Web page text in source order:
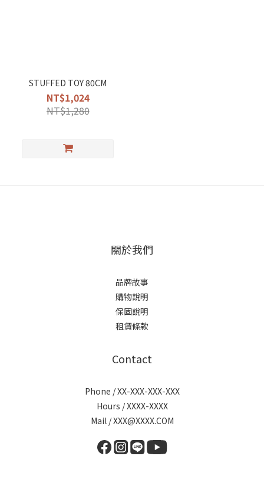
STUFFED TOY 80CM
NT$1,024
NT$1,280
關於我們
品牌故事
購物說明
保固說明
租賃條款
Contact
Phone / XX-XXX-XXX-XXX
Hours / XXXX-XXXX
Mail / XXX@XXXX.COM